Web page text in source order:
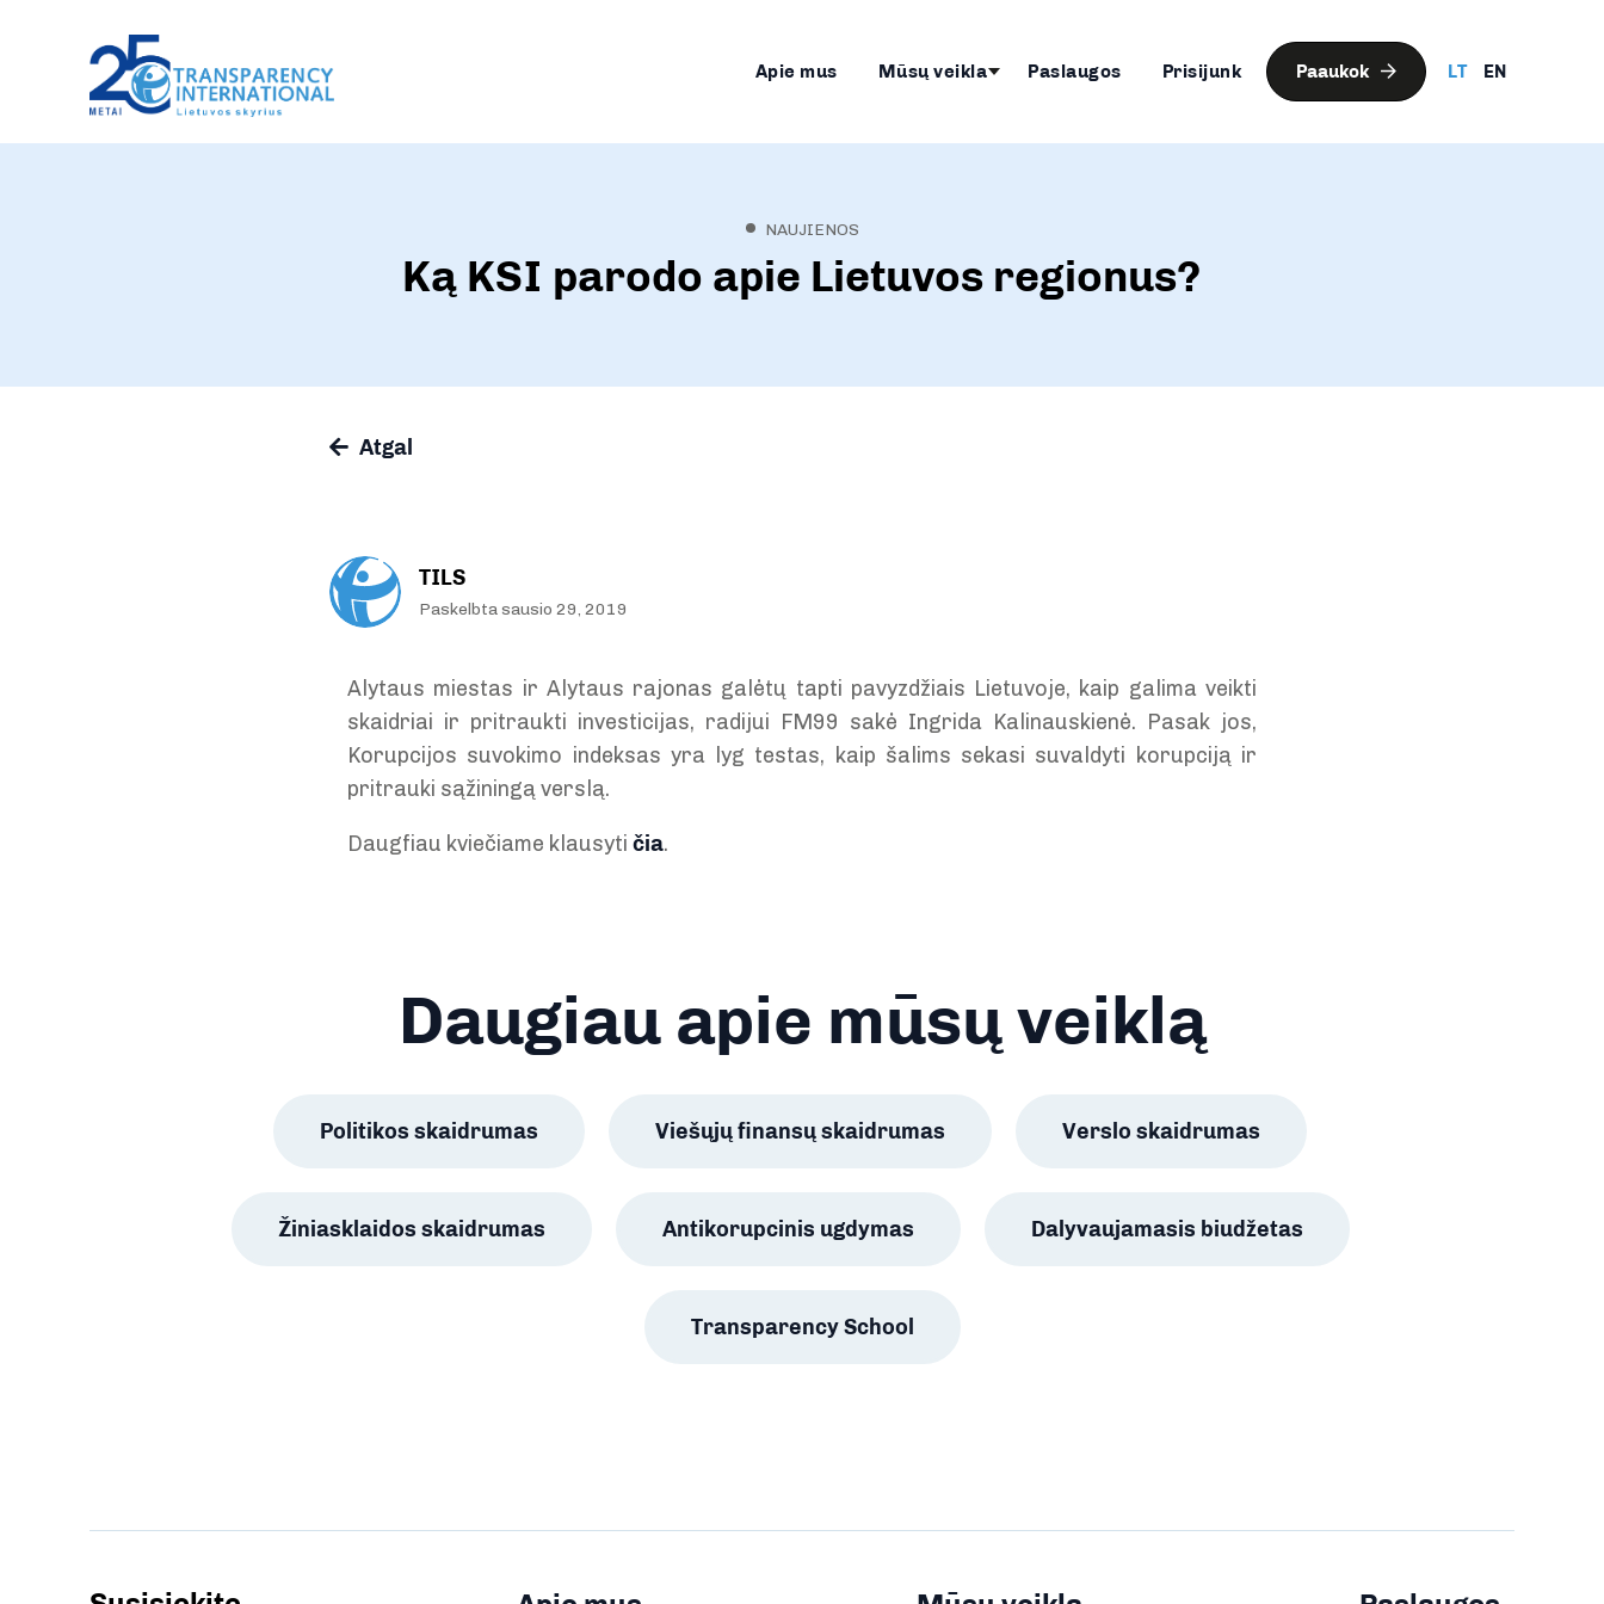
Apie mus Mūsų veikla Paslaugos Prisijunk Paaukok LT EN
NAUJIENOS
Ką KSI parodo apie Lietuvos regionus?
Atgal
TILS
Paskelbta sausio 29, 2019
Alytaus miestas ir Alytaus rajonas galėtų tapti pavyzdžiais Lietuvoje, kaip galima veikti
skaidriai ir pritraukti investicijas, radijui FM99 sakė Ingrida Kalinauskienė. Pasak jos,
Korupcijos suvokimo indeksas yra lyg testas, kaip šalims sekasi suvaldyti korupciją ir
pritrauki sąžiningą verslą.
Daugfiau kviečiame klausyti čia.
Daugiau apie mūsų veiklą
Politikos skaidrumas Viešųjų finansų skaidrumas Verslo skaidrumas
Žiniasklaidos skaidrumas Antikorupcinis ugdymas Dalyvaujamasis biudžetas
Transparency School